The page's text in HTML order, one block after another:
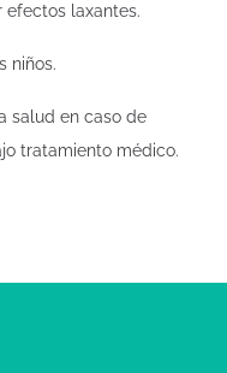
efectos laxantes.
niños.
salud en caso de
tratamiento médico.